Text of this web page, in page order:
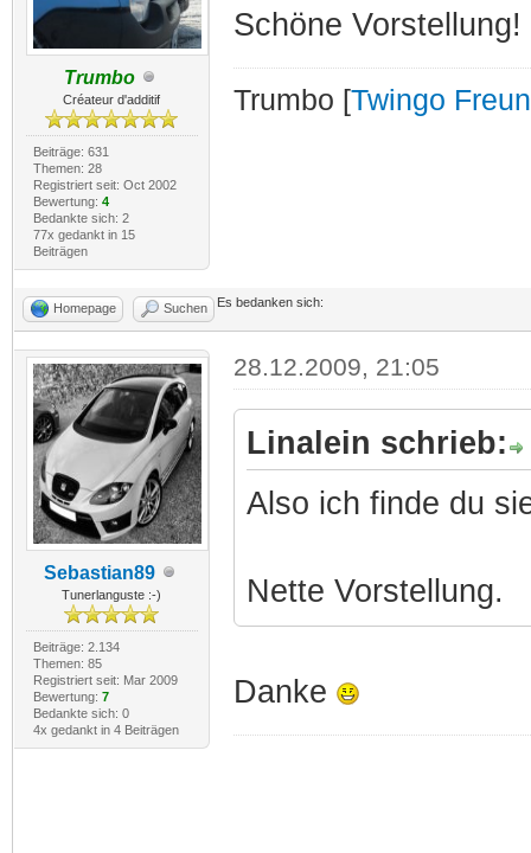
Trumbo
Créateur d'additif
Beiträge: 631
Themen: 28
Registriert seit: Oct 2002
Bewertung: 4
Bedankte sich: 2
77x gedankt in 15
Beiträgen
Schöne Vorstellung!
Trumbo [Twingo
Homepage Suchen Es bedanken sich:
Sebastian89
Tunerlanguste :-)
Beiträge: 2.134
Themen: 85
Registriert seit: Mar 2009
Bewertung: 7
Bedankte sich: 0
4x gedankt in 4 Beiträgen
28.12.2009, 21:05
Linalein schrieb:
Also ich finde du
Nette Vorstellung.
Danke